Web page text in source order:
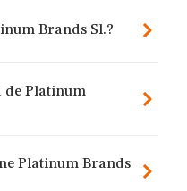
Brands Sl.?
de Platinum
Platinum Brands